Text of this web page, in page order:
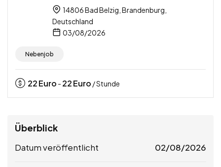
14806 Bad Belzig, Brandenburg,
Deutschland
03/08/2026
Nebenjob
22Euro - 22Euro / Stunde
Überblick
Datum veröffentlicht 02/08/2026